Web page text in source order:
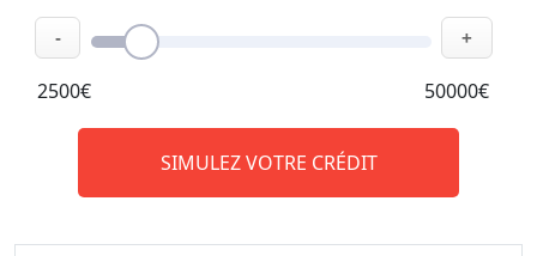
- +
2500€ 50000€
SIMULEZ VOTRE CRÉDIT